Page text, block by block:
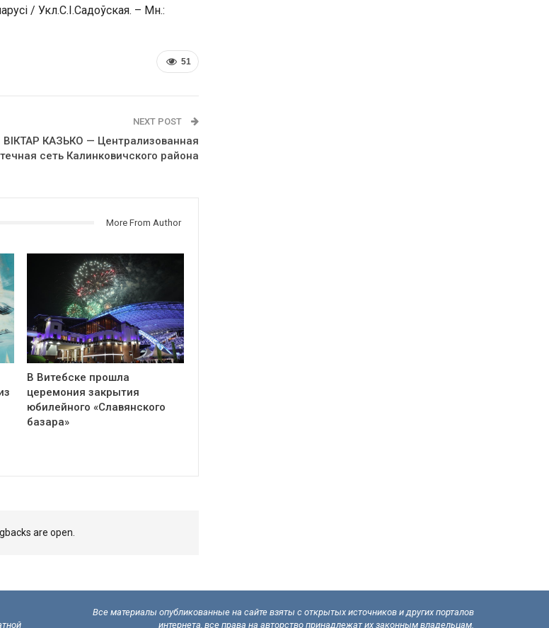
/ Укл.С.І.Садоўская. – Мн.:
51
NEXT POST
ВІКТАР КАЗЬКО — Централизованная
сеть Калинковичского района
More From Author
В Витебске прошла
церемония закрытия
юбилейного «Славянского
базара»
are open.
Все материалы опубликованные на сайте взяты с открытых источников и других порталов
интернета, все права на авторство принадлежат их законным владельцам.